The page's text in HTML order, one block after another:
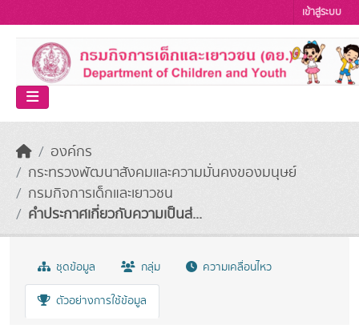
เข้าสู่ระบบ
องค์กร
กระทรวงพัฒนาสังคมและความมั่นคงของมนุษย์
กรมกิจการเด็กและเยาวชน
คำประกาศเกี่ยวกับความเป็นส่...
ชุดข้อมูล กลุ่ม ความเคลื่อนไหว
ตัวอย่างการใช้ข้อมูล